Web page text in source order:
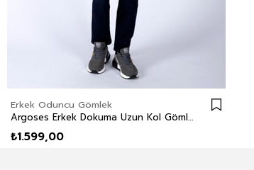
Erkek Oduncu Gömlek
Argoses Erkek Dokuma Uzun Kol Gömlek Mürdüm-Haki
₺1.599,00